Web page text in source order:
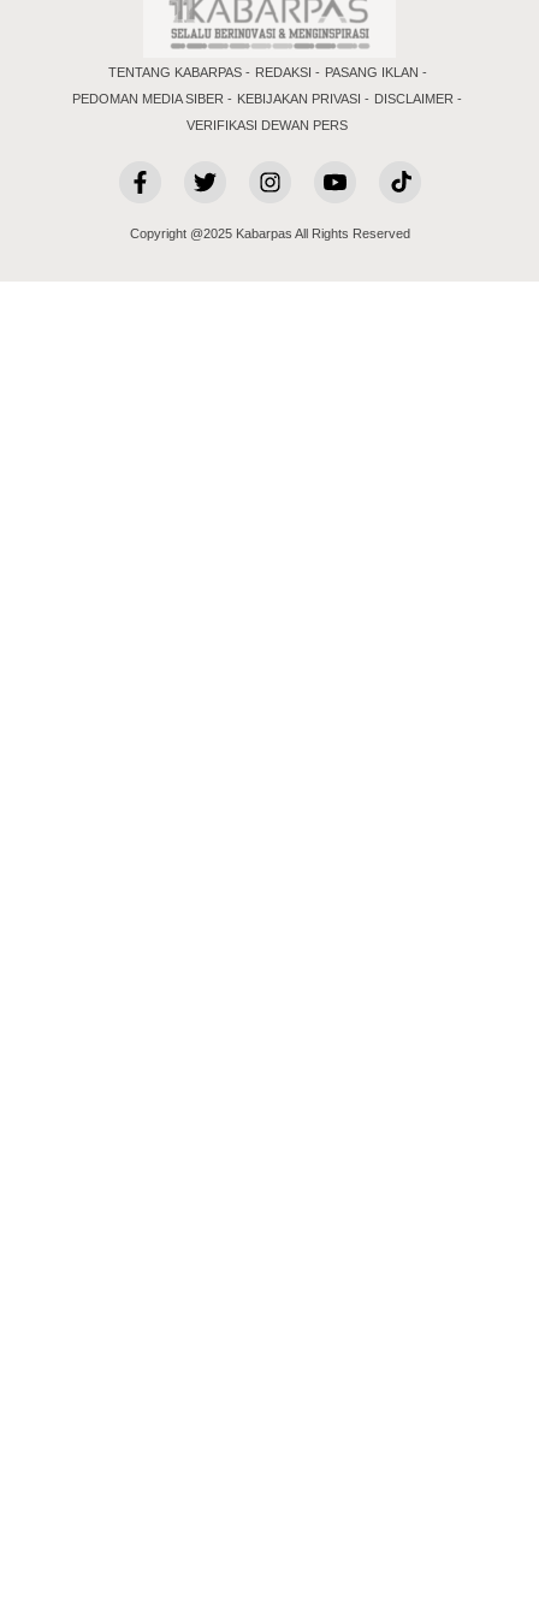
TENTANG KABARPAS REDAKSI
PASANG IKLAN
PEDOMAN MEDIA SIBER
KEBIJAKAN PRIVASI
DISCLAIMER
VERIFIKASI DEWAN PERS
Copyright @2025 Kabarpas All Rights Reserved